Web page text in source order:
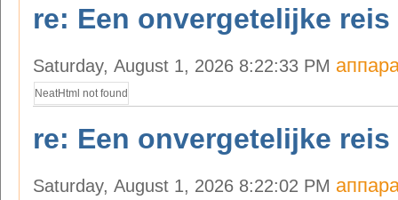
re: Een onvergetelijke reis
Saturday, August 1, 2026 8:22:33 PM
NeatHtml not found
re: Een onvergetelijke reis
Saturday, August 1, 2026 8:22:02 PM